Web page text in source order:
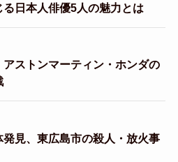
る日本人俳優5人の魅力とは
ストンマーティン・ホンダの
見、東広島市の殺人・放火事